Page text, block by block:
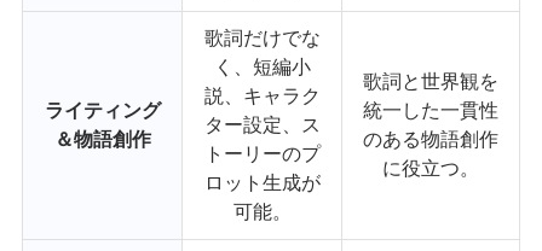
ライティング
＆物語創作
歌詞だけでな
く、短編小
説、キャラク
ター設定、ス
トーリーのプ
ロット生成が
可能。
歌詞と世界観を
統一した一貫性
のある物語創作
に役立つ。